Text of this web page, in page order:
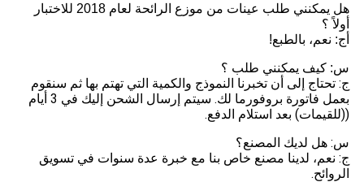
هل يمكنني طلب عينات من موزع الرائحة لعام 2018 للاختبار
أولاً ؟
أج: نعم، بالطبع!
س: كيف يمكنني طلب ؟
ج: تحتاج إلى أن تخبرنا النموذج والكمية التي تهتم بها ثم سنقوم
بعمل فاتورة بروفورما لك. سيتم إرسال الشحن إليك في 3 أيام
((للقيمات) بعد استلام الدفع.
س: هل لديك المصنع؟
ج: نعم، لدينا مصنع خاص بنا مع خبرة عدة سنوات في تسويق
الروائح.